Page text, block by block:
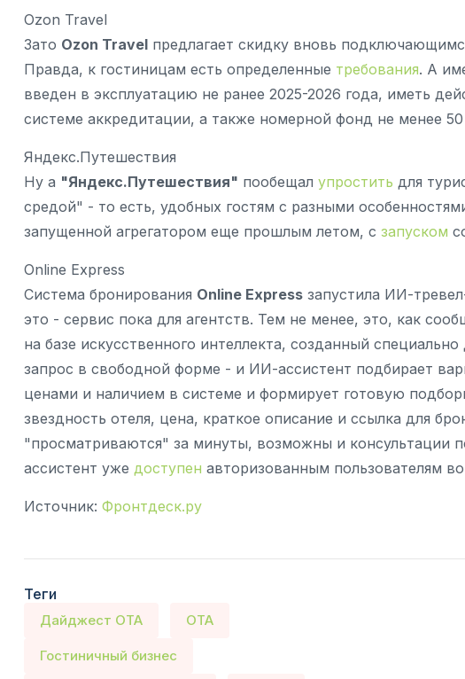
Ozon Travel
Зато Ozon Travel предлагает скидку вновь
Правда, к гостиницам есть определенные требования. А
введен в эксплуатацию не ранее 2025-2026 года, иметь
системе аккредитации, а также номерной фонд не менее
Яндекс.Путешествия
Ну а "Яндекс.Путешествия" пообещал упростить для
средой" - то есть, удобных гостям с разными
запущенной агрегатором еще прошлым летом, с запуском
Online Express
Система бронирования Online Express запустила ИИ-
это - сервис пока для агентств. Тем не менее, это, как
на базе искусственного интеллекта, созданный
запрос в свободной форме - и ИИ-ассистент подбирает
ценами и наличием в системе и формирует готовую
звездность отеля, цена, краткое описание и ссылка для
"просматриваются" за минуты, возможны и консультации
ассистент уже доступен авторизованным пользователям
Источник: Фронтдеск.ру
Теги
Дайджест OTA ОТА
Гостиничный бизнес